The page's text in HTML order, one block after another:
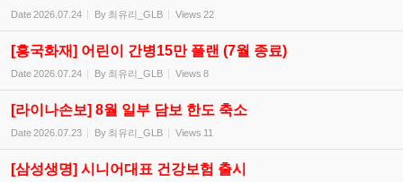
Date2026.07.24 By 최유리_GLB Views 22
[흥국화재] 어린이 간병15만 플랜 (7월 종료)
Date2026.07.24 By 최유리_GLB Views 8
[라이나손보] 8월 일부 담보 한도 축소
Date2026.07.23 By 최유리_GLB Views 11
[삼성생명] 시니어대표 건강보험 출시